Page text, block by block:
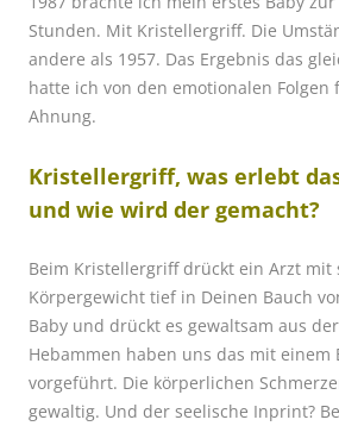
Stunden. Mit Kristellergriff. Die
andere als 1957. Das Ergebnis das
hatte ich von den emotionalen Folgen
Ahnung.
Kristellergriff, was erlebt
und wie wird der gemacht?
Beim Kristellergriff drückt ein Arzt mit
Körpergewicht tief in Deinen Bauch
Baby und drückt es gewaltsam aus
Hebammen haben uns das mit einem
vorgeführt. Die körperlichen
gewaltig. Und der seelische Inprint?